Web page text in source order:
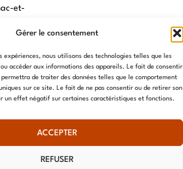
Gérer le consentement
expériences, nous utilisons des technologies telles que les
accéder aux informations des appareils. Le fait de consentir
permettra de traiter des données telles que le comportement
sur ce site. Le fait de ne pas consentir ou de retirer son
un effet négatif sur certaines caractéristiques et fonctions.
ACCEPTER
REFUSER
et-
des
2024, tous droits réservés